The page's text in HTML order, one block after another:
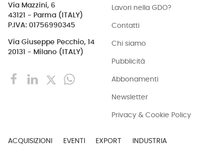
Via Mazzini, 6
43121 - Parma (ITALY)
P.IVA: 01756990345
Via Giuseppe Pecchio, 14
20131 - Milano (ITALY)
Lavori nella GDO?
Contatti
Chi siamo
Pubblicità
Abbonamenti
Newsletter
Privacy & Cookie Policy
ACQUISIZIONI EVENTI EXPORT INDUSTRIA